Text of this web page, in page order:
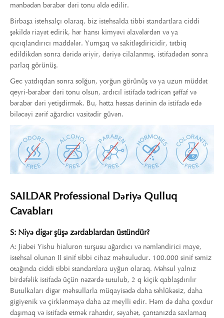
mənbədən bərabər dəri tonu əldə edilir.
Birbaşa istehsalçı olaraq, biz istehsalda tibbi standartlara ciddi
şəkildə riayət edirik, hər hansı kimyəvi əlavələrdən və ya
qıcıqlandırıcı maddələr. Yumşaq və sakitləşdiricidir, tətbiq
edildikdən sonra dəridə əriyir, dəriyə cilalanmış, istifadədən sonra
parlaq görünüş.
Gec yatdıqdan sonra solğun, yorğun görünüş və ya uzun müddət
qeyri-bərabər dəri tonu olsun, ardıcıl istifadə tədricən şəffaf və
bərabər dəri yetişdirmək. Bu, hətta həssas dərinin də istifadə edə
biləcəyi zərif ağardıcı vasitədir güvən.
SAILDAR Professional Dəriyə Qulluq
Cavabları
S: Niyə digər şüşə zərdablardan üstündür?
A: Jiabei Yishu hialuron turşusu ağardıcı və nəmləndirici maye,
istehsal olunan II sinif tibbi cihaz məhsuludur. 100.000 sinif təmiz
otağında ciddi tibbi standartlara uyğun olaraq. Məhsul yalnız
birdəfəlik istifadə üçün nəzərdə tutulub, 2 q kiçik qablaşdırılır
Butulkaları digər məhsullarla müqayisədə daha təhlükəsiz, daha
gigiyenik və çirklənməyə daha az meylli edir. Həm də daha çoxdur
daşımaq və istifadə etmək rahatdır, səyahət, çantanızda saxlamaq